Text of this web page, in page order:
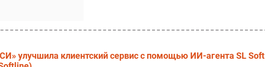
улучшила клиентский сервис с помощью ИИ-агента SL Soft